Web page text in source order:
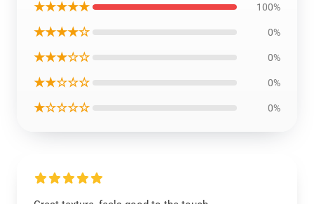
★★★★★ 100%
★★★★☆ 0%
★★★☆☆ 0%
★★☆☆☆ 0%
★☆☆☆☆ 0%